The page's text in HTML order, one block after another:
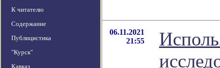
К читателю
Содержание
Публицистика
"Курск"
Кавказ
06.11.2021
21:55